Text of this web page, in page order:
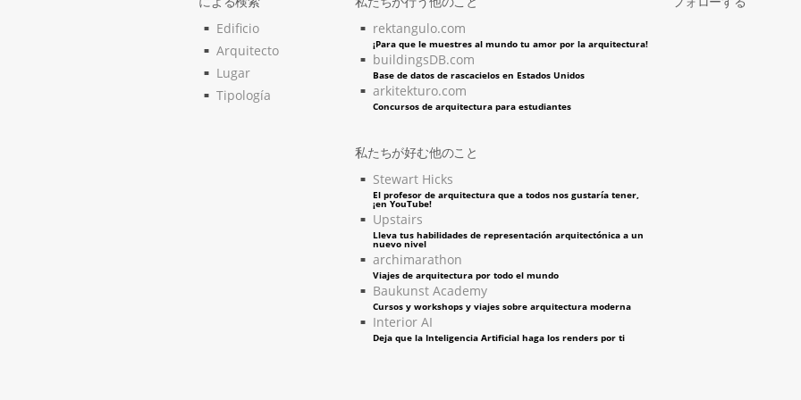
Edificio
Arquitecto
Lugar
Tipología
rektangulo.com
¡Para que le muestres al mundo tu amor por la arquitectura!
buildingsDB.com
Base de datos de rascacielos en Estados Unidos
arkitekturo.com
Concursos de arquitectura para estudiantes
私たちが好む他のこと
Stewart Hicks
El profesor de arquitectura que a todos nos gustaría tener,
¡en YouTube!
Upstairs
Lleva tus habilidades de representación arquitectónica a un
nuevo nivel
archimarathon
Viajes de arquitectura por todo el mundo
Baukunst Academy
Cursos y workshops y viajes sobre arquitectura moderna
Interior AI
Deja que la Inteligencia Artificial haga los renders por ti